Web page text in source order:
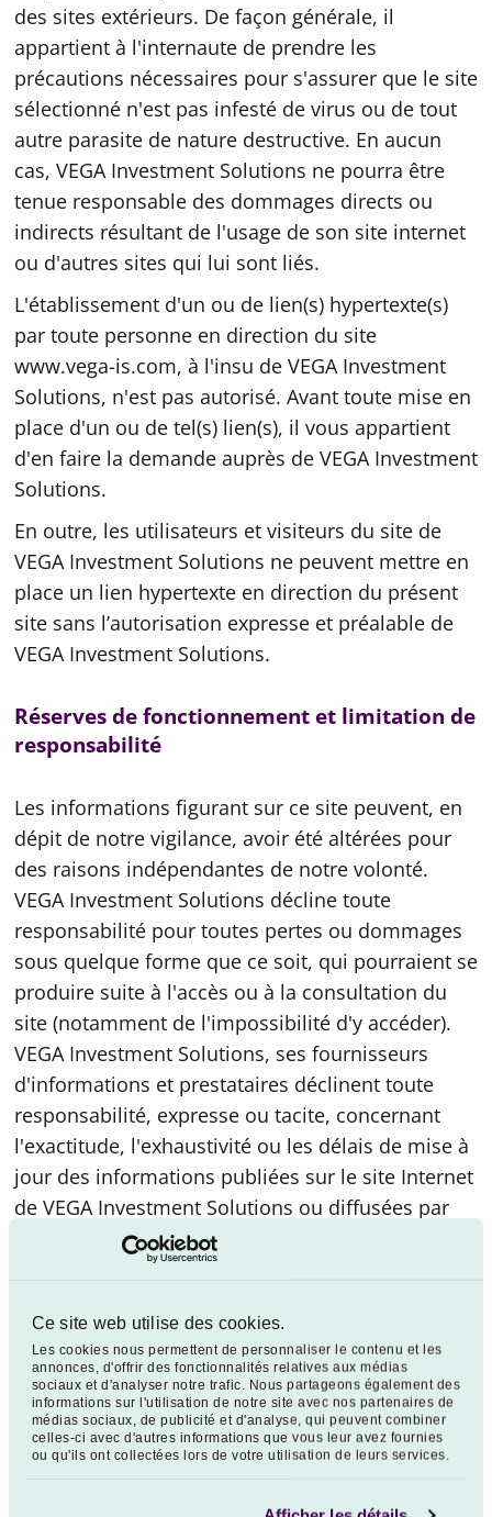
Ce site web utilise des cookies.
Les cookies nous permettent de personnaliser le contenu et les
annonces, d'offrir des fonctionnalités relatives aux médias
sociaux et d'analyser notre trafic. Nous partageons également des
informations sur l'utilisation de notre site avec nos partenaires de
médias sociaux, de publicité et d'analyse, qui peuvent combiner
celles-ci avec d'autres informations que vous leur avez fournies
ou qu'ils ont collectées lors de votre utilisation de leurs services.
des sites extérieurs. De façon générale, il
appartient à l'internaute de prendre les
précautions nécessaires pour s'assurer que le site
sélectionné n'est pas infesté de virus ou de tout
autre parasite de nature destructive. En aucun
cas, VEGA Investment Solutions ne pourra être
tenue responsable des dommages directs ou
indirects résultant de l'usage de son site internet
ou d'autres sites qui lui sont liés.
L'établissement d'un ou de lien(s) hypertexte(s)
par toute personne en direction du site
www.vega-is.com, à l'insu de VEGA Investment
Solutions, n'est pas autorisé. Avant toute mise en
place d'un ou de tel(s) lien(s), il vous appartient
d'en faire la demande auprès de VEGA Investment
Solutions.
En outre, les utilisateurs et visiteurs du site de
VEGA Investment Solutions ne peuvent mettre en
place un lien hypertexte en direction du présent
site sans l’autorisation expresse et préalable de
VEGA Investment Solutions.
Réserves de fonctionnement et limitation de
responsabilité
Les informations figurant sur ce site peuvent, en
dépit de notre vigilance, avoir été altérées pour
des raisons indépendantes de notre volonté.
VEGA Investment Solutions décline toute
responsabilité pour toutes pertes ou dommages
sous quelque forme que ce soit, qui pourraient se
produire suite à l'accès ou à la consultation du
site (notamment de l'impossibilité d'y accéder).
VEGA Investment Solutions, ses fournisseurs
d'informations et prestataires déclinent toute
responsabilité, expresse ou tacite, concernant
l'exactitude, l'exhaustivité ou les délais de mise à
jour des informations publiées sur le site Internet
de VEGA Investment Solutions ou diffusées par
son intermédiaire.
VEGA Investment Solutions, ses fournisseurs
responsabilité en cas de pertes ou de dommages
directs ou indirects, par exemple pertes
financières, virus, suppression de fichier, causés
par la connexion ou par l'utilisation de son site
Internet ou des informations et données y
figurant ou figurant sur les sites qui y sont liés ou